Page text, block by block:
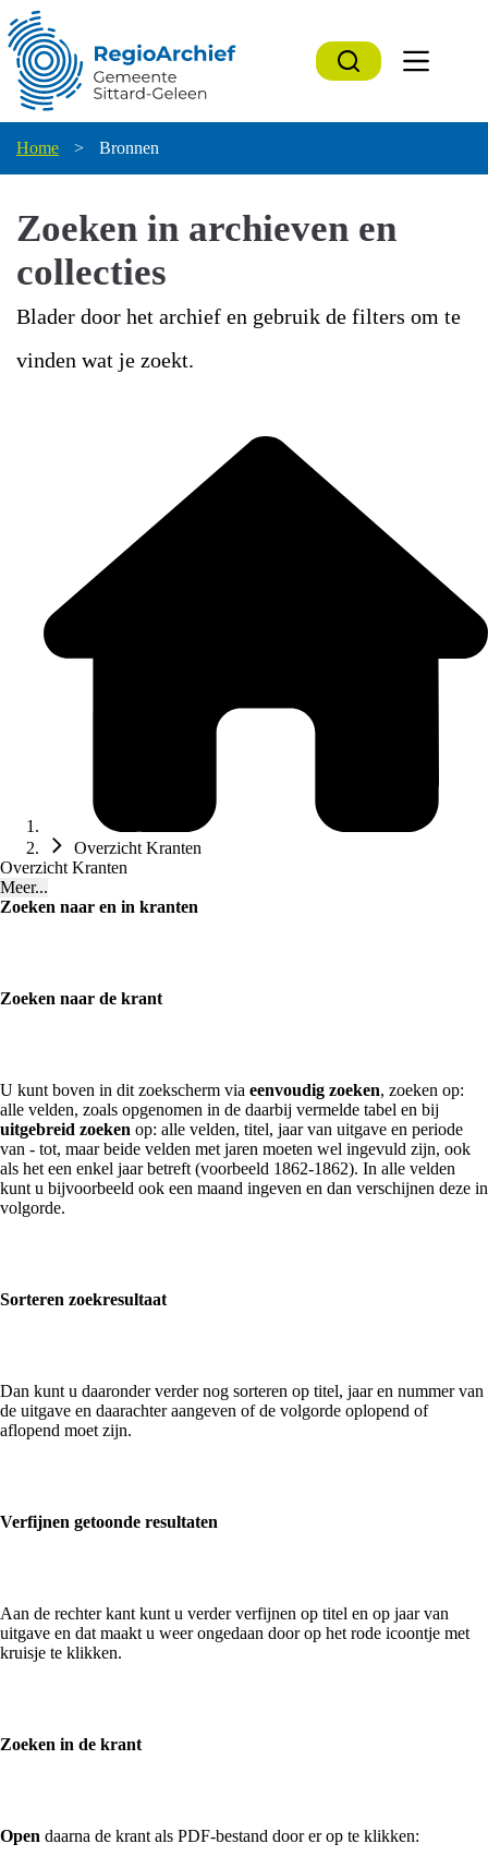
naar
de
inhoud
Home > Bronnen
Zoeken in archieven en
collecties
Blader door het archief en gebruik de filters om te
vinden wat je zoekt.
Overzicht Kranten
Overzicht Kranten
Meer...
Zoeken naar en in kranten
Zoeken naar de krant
U kunt boven in dit zoekscherm via eenvoudig zoeken, zoeken op:
alle velden, zoals opgenomen in de daarbij vermelde tabel en bij
uitgebreid zoeken op: alle velden, titel, jaar van uitgave en periode
van - tot, maar beide velden met jaren moeten wel ingevuld zijn, ook
als het een enkel jaar betreft (voorbeeld 1862-1862). In alle velden
kunt u bijvoorbeeld ook een maand ingeven en dan verschijnen deze in
volgorde.
Sorteren zoekresultaat
Dan kunt u daaronder verder nog sorteren op titel, jaar en nummer van
de uitgave en daarachter aangeven of de volgorde oplopend of
aflopend moet zijn.
Verfijnen getoonde resultaten
Aan de rechter kant kunt u verder verfijnen op titel en op jaar van
uitgave en dat maakt u weer ongedaan door op het rode icoontje met
kruisje te klikken.
Zoeken in de krant
Open daarna de krant als PDF-bestand door er op te klikken: